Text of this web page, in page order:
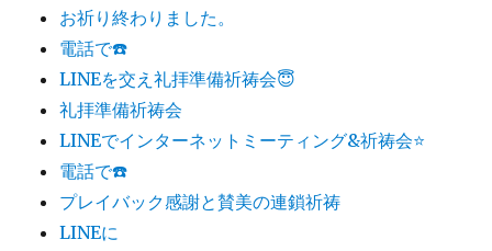
お祈り終わりました。
電話で☎️
LINEを交え礼拝準備祈祷会😇
礼拝準備祈祷会
LINEでインターネットミーティング&祈祷会⭐️
電話で☎️
プレイバック感謝と賛美の連鎖祈祷
LINEに